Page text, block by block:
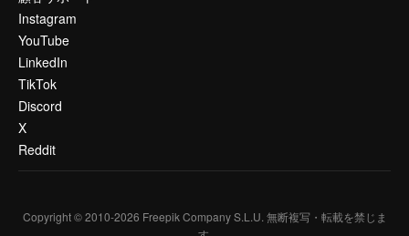
Instagram
YouTube
LinkedIn
TikTok
Discord
X
Reddit
Copyright © 2010-2026 Freepik Company S.L.U. 無断複写・転載を禁じま